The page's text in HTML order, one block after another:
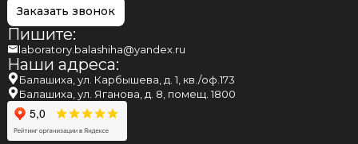
Заказать звонок
Пишите:
laboratory.balashiha@yandex.ru
Наши адреса:
Балашиха, ул. Карбышева, д. 1, кв./оф.173
Балашиха, ул. Яганова, д. 8, помещ. 1800